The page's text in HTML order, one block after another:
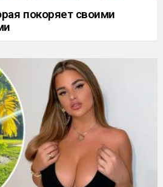
покоряет своими